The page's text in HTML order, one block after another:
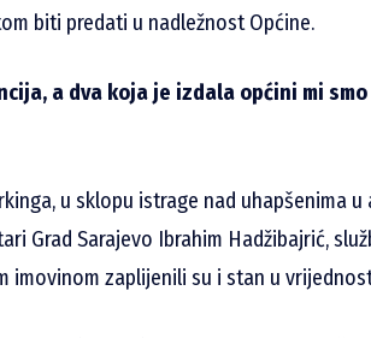
biti predati u nadležnost Općine.
a dva koja je izdala općini mi
u sklopu istrage nad uhapšenima u
Grad Sarajevo Ibrahim Hadžibajrić,
imovinom zaplijenili su i stan u